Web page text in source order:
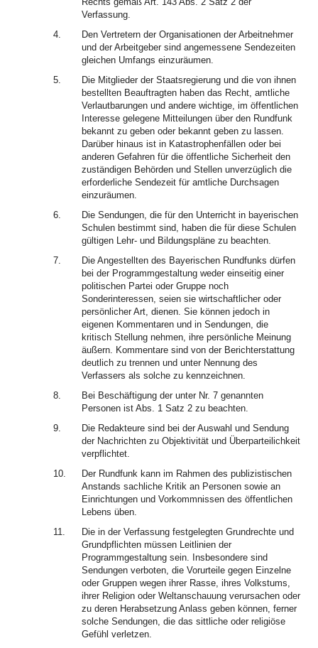
Verfassung.
4.
Den Vertretern der Organisationen der Arbeitnehmer
und der Arbeitgeber sind angemessene Sendezeiten
gleichen Umfangs einzuräumen.
5.
Die Mitglieder der Staatsregierung und die von ihnen
bestellten Beauftragten haben das Recht, amtliche
Verlautbarungen und andere wichtige, im öffentlichen
Interesse gelegene Mitteilungen über den Rundfunk
bekannt zu geben oder bekannt geben zu lassen.
Darüber hinaus ist in Katastrophenfällen oder bei
anderen Gefahren für die öffentliche Sicherheit den
zuständigen Behörden und Stellen unverzüglich die
erforderliche Sendezeit für amtliche Durchsagen
einzuräumen.
6.
Die Sendungen, die für den Unterricht in bayerischen
Schulen bestimmt sind, haben die für diese Schulen
gültigen Lehr- und Bildungspläne zu beachten.
7.
Die Angestellten des Bayerischen Rundfunks dürfen
bei der Programmgestaltung weder einseitig einer
politischen Partei oder Gruppe noch
Sonderinteressen, seien sie wirtschaftlicher oder
persönlicher Art, dienen. Sie können jedoch in
eigenen Kommentaren und in Sendungen, die
kritisch Stellung nehmen, ihre persönliche Meinung
äußern. Kommentare sind von der Berichterstattung
deutlich zu trennen und unter Nennung des
Verfassers als solche zu kennzeichnen.
8.
Bei Beschäftigung der unter Nr. 7 genannten
Personen ist Abs. 1 Satz 2 zu beachten.
9.
Die Redakteure sind bei der Auswahl und Sendung
der Nachrichten zu Objektivität und Überparteilichkeit
verpflichtet.
10.
Der Rundfunk kann im Rahmen des publizistischen
Anstands sachliche Kritik an Personen sowie an
Einrichtungen und Vorkommnissen des öffentlichen
Lebens üben.
11.
Die in der Verfassung festgelegten Grundrechte und
Grundpflichten müssen Leitlinien der
Programmgestaltung sein. Insbesondere sind
Sendungen verboten, die Vorurteile gegen Einzelne
oder Gruppen wegen ihrer Rasse, ihres Volkstums,
ihrer Religion oder Weltanschauung verursachen oder
zu deren Herabsetzung Anlass geben können, ferner
solche Sendungen, die das sittliche oder religiöse
Gefühl verletzen.